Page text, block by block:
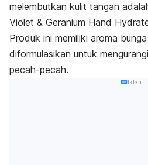
melembutkan kulit tangan
Violet & Geranium Hand
Produk ini memiliki aroma
diformulasikan untuk
pecah-pecah.
Iklan